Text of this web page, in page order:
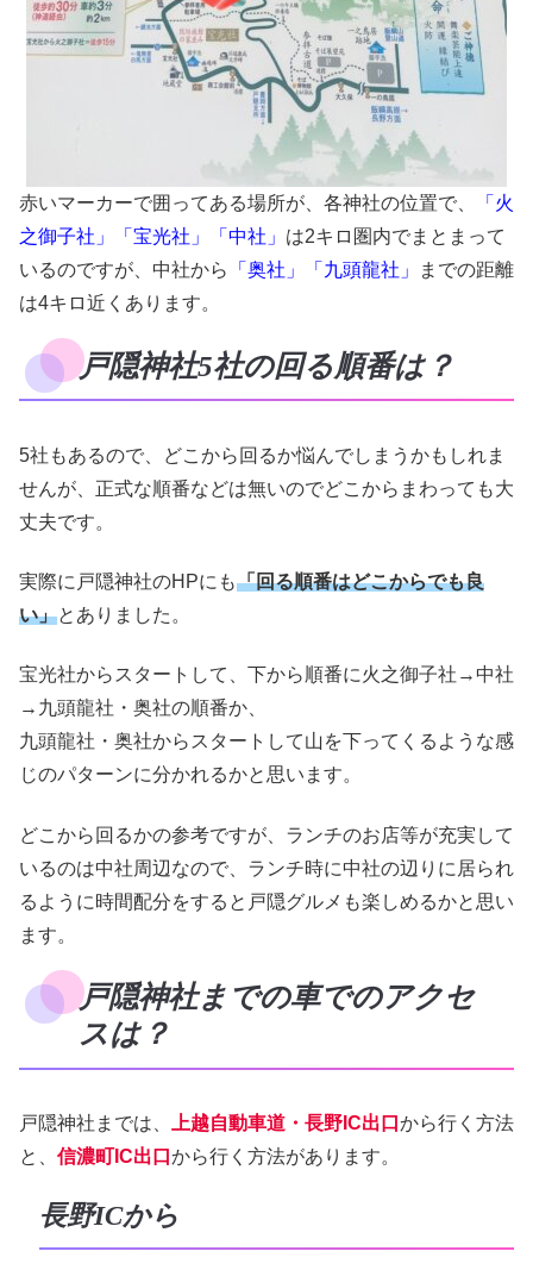
赤いマーカーで囲ってある場所が、各神社の位置で、
「火
之御子社」「宝光社」「中社」 は2キロ圏内でまとまって
いるのですが、中社から
「奥社」「九頭龍社」
までの距離
は4キロ近くあります。
戸隠神社5社の回る順番は？
5社もあるので、どこから回るか悩んでしまうかもしれま
せんが、正式な順番などは無いのでどこからまわっても大
丈夫です。
実際に戸隠神社のHPにも「回る順番はどこからでも良
い」とありました。
宝光社からスタートして、下から順番に火之御子社→中社
→九頭龍社・奥社の順番か、
九頭龍社・奥社からスタートして山を下ってくるような感
じのパターンに分かれるかと思います。
どこから回るかの参考ですが、ランチのお店等が充実して
いるのは中社周辺なので、ランチ時に中社の辺りに居られ
るように時間配分をすると戸隠グルメも楽しめるかと思い
ます。
戸隠神社までの車でのアクセ
スは？
戸隠神社までは、 上越自動車道・長野IC出口 から行く方法
と、 信濃町IC出口 から行く方法があります。
長野ICから